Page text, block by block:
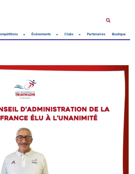
Événements Clubs Partenaires Boutique